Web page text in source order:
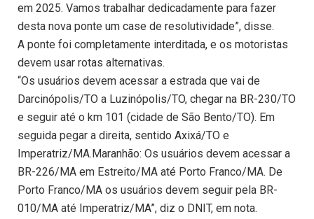
em 2025. Vamos trabalhar dedicadamente para fazer
desta nova ponte um case de resolutividade”, disse.
A ponte foi completamente interditada, e os motoristas
devem usar rotas alternativas.
“Os usuários devem acessar a estrada que vai de
Darcinópolis/TO a Luzinópolis/TO, chegar na BR-230/TO
e seguir até o km 101 (cidade de São Bento/TO). Em
seguida pegar a direita, sentido Axixá/TO e
Imperatriz/MA.Maranhão: Os usuários devem acessar a
BR-226/MA em Estreito/MA até Porto Franco/MA. De
Porto Franco/MA os usuários devem seguir pela BR-
010/MA até Imperatriz/MA”, diz o DNIT, em nota.